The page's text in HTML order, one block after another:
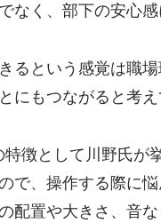
なく、部下の安心
るという感覚は職
にもつながると考え
徴として川野氏が
で、操作する際に
配置や大きさ、音